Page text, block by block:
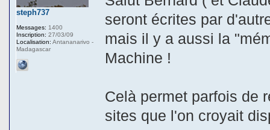
seront écrites par
mais il y a aussi la
Machine !
Celà permet parfois de
sites que l'on croyait
steph737
Messages: 1400
Inscription: 27/03/09
Localisation: Antananarivo -
Madagascar